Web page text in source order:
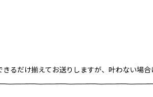
るだけ揃えてお送りしますが、叶わない場合